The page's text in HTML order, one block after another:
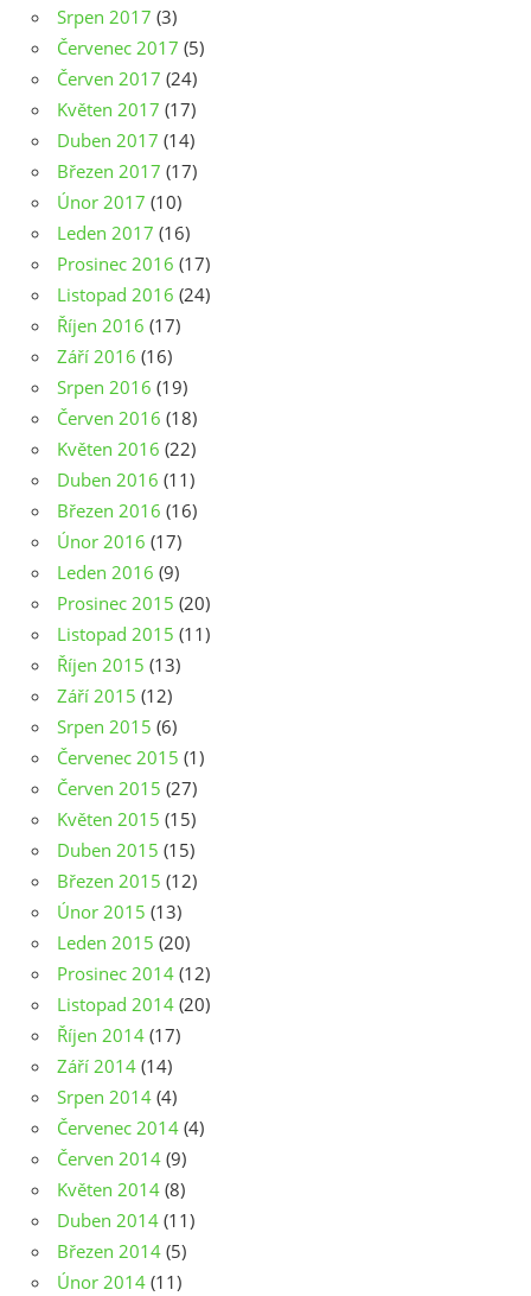
Srpen 2017 (3)
Červenec 2017 (5)
Červen 2017 (24)
Květen 2017 (17)
Duben 2017 (14)
Březen 2017 (17)
Únor 2017 (10)
Leden 2017 (16)
Prosinec 2016 (17)
Listopad 2016 (24)
Říjen 2016 (17)
Září 2016 (16)
Srpen 2016 (19)
Červen 2016 (18)
Květen 2016 (22)
Duben 2016 (11)
Březen 2016 (16)
Únor 2016 (17)
Leden 2016 (9)
Prosinec 2015 (20)
Listopad 2015 (11)
Říjen 2015 (13)
Září 2015 (12)
Srpen 2015 (6)
Červenec 2015 (1)
Červen 2015 (27)
Květen 2015 (15)
Duben 2015 (15)
Březen 2015 (12)
Únor 2015 (13)
Leden 2015 (20)
Prosinec 2014 (12)
Listopad 2014 (20)
Říjen 2014 (17)
Září 2014 (14)
Srpen 2014 (4)
Červenec 2014 (4)
Červen 2014 (9)
Květen 2014 (8)
Duben 2014 (11)
Březen 2014 (5)
Únor 2014 (11)